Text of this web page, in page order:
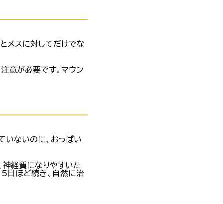
メスに対してだけでな
意が必要です。マウン
いないのに、おっぱい
神経質になりやすいた
日ほど続き、自然に治